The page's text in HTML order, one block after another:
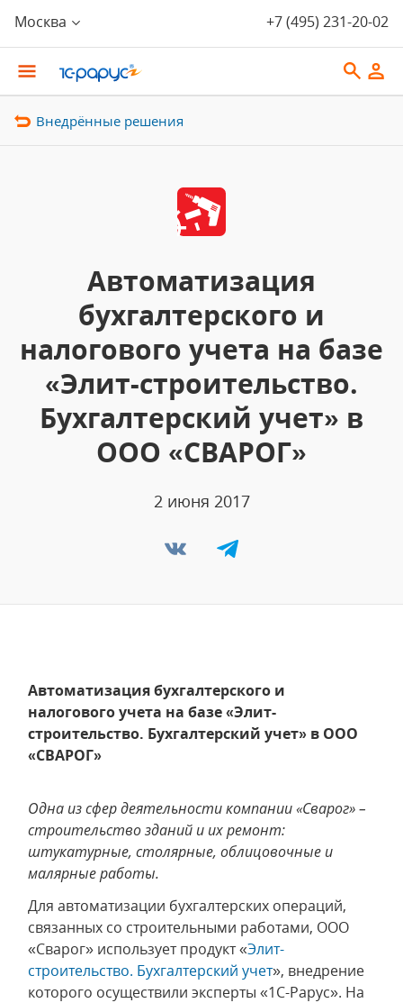
Москва +7 (495) 231-20-02
Внедрённые решения
Автоматизация
бухгалтерского и
налогового учета на базе
«Элит-строительство.
Бухгалтерский учет» в
ООО «СВАРОГ»
2 июня 2017
Автоматизация бухгалтерского и
налогового учета на базе «Элит-
строительство. Бухгалтерский учет» в ООО
«СВАРОГ»
Одна из сфер деятельности компании «Сварог» –
строительство зданий и их ремонт:
штукатурные, столярные, облицовочные и
малярные работы.
Для автоматизации бухгалтерских операций,
связанных со строительными работами, ООО
«Сварог» использует продукт «Элит-
строительство. Бухгалтерский учет», внедрение
которого осуществили эксперты «1С-Рарус». На